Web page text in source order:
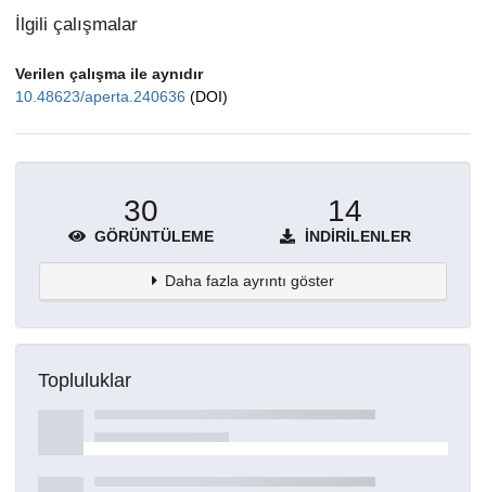
İlgili çalışmalar
Verilen çalışma ile aynıdır
10.48623/aperta.240636 (DOI)
30
GÖRÜNTÜLEME
14
İNDIRILENLER
Daha fazla ayrıntı göster
Topluluklar